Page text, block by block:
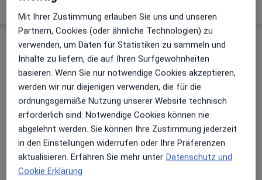
Standorte
Praxis
Zu Google Maps
Celenus Fachklinik Hilchenbach Abt. Logopädie
Ferndorfstr. 14, 57271 Hilchenbach
Mit Ihrer Zustimmung erlauben Sie uns und unseren
Partnern, Cookies (oder ähnliche Technologien) zu
verwenden, um Daten für Statistiken zu sammeln und
Inhalte zu liefern, die auf Ihren Surfgewohnheiten
basieren. Wenn Sie nur notwendige Cookies akzeptieren,
werden wir nur diejenigen verwenden, die für die
ordnungsgemäße Nutzung unserer Website technisch
erforderlich sind. Notwendige Cookies können nie
abgelehnt werden. Sie können Ihre Zustimmung jederzeit
in den Einstellungen widerrufen oder Ihre Präferenzen
aktualisieren. Erfahren Sie mehr unter Datenschutz und
Cookie Erklärung